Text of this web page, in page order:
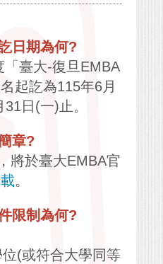
日期為何?
「臺大-復旦EMBA
起訖為115年6月
日(一)止。
章?
將於臺大EMBA官
。
限制為何?
(或符合大學同等